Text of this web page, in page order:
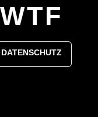
DATENSCHUTZ